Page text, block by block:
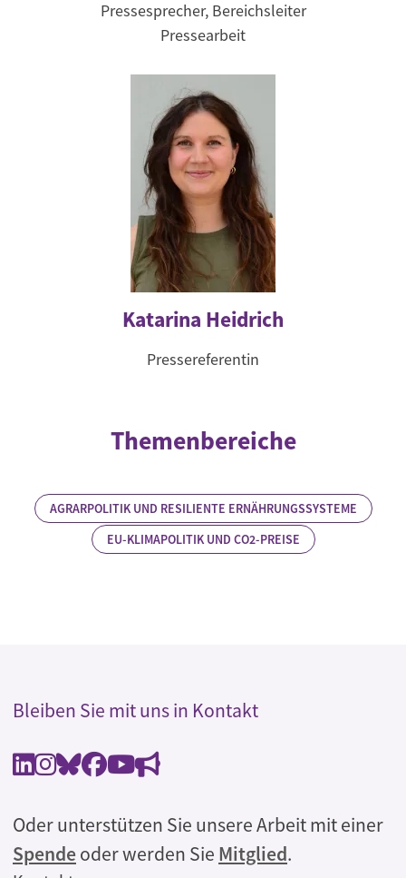
Pressesprecher, Bereichsleiter
Pressearbeit
Katarina Heidrich
Pressereferentin
Themenbereiche
AGRARPOLITIK UND RESILIENTE ERNÄHRUNGSSYSTEME
EU-KLIMAPOLITIK UND CO2-PREISE
Bleiben Sie mit uns in Kontakt
Oder unterstützen Sie unsere Arbeit mit einer
Spendeoder werden Sie Mitglied.